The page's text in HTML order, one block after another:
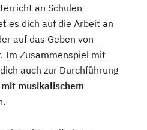
an Schulen
es dich auf die Arbeit an
auf das Geben von
Im Zusammenspiel mit
auch zur Durchführung
musikalischem